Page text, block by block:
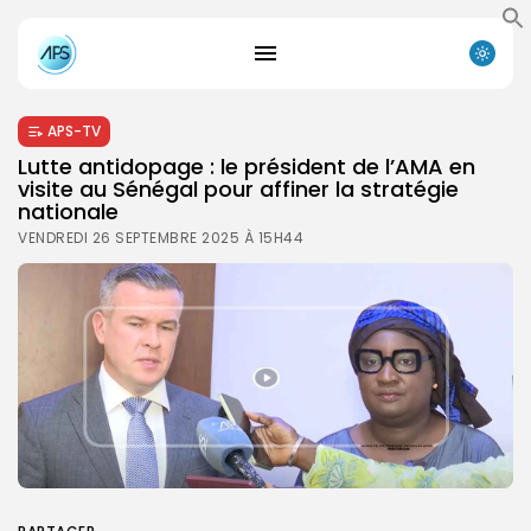
APS-TV
Lutte antidopage : le président de l’AMA en
visite au Sénégal pour affiner la stratégie
nationale
VENDREDI 26 SEPTEMBRE 2025 À 15H44